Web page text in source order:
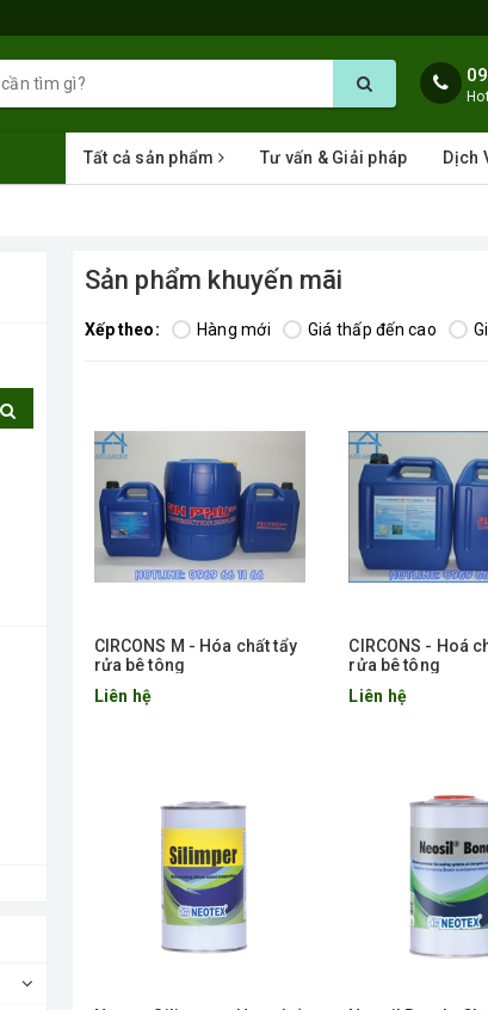
Tất cả sản phẩm Tư vấn & Giải pháp Dịch
Sản phẩm khuyến mãi
Xếp theo: Hàng mới Giá thấp đến cao
CIRCONS M - Hóa chất tẩy
rửa bê tông
Liên hệ
CIRCONS - Hoá
rửa bê tông
Liên hệ